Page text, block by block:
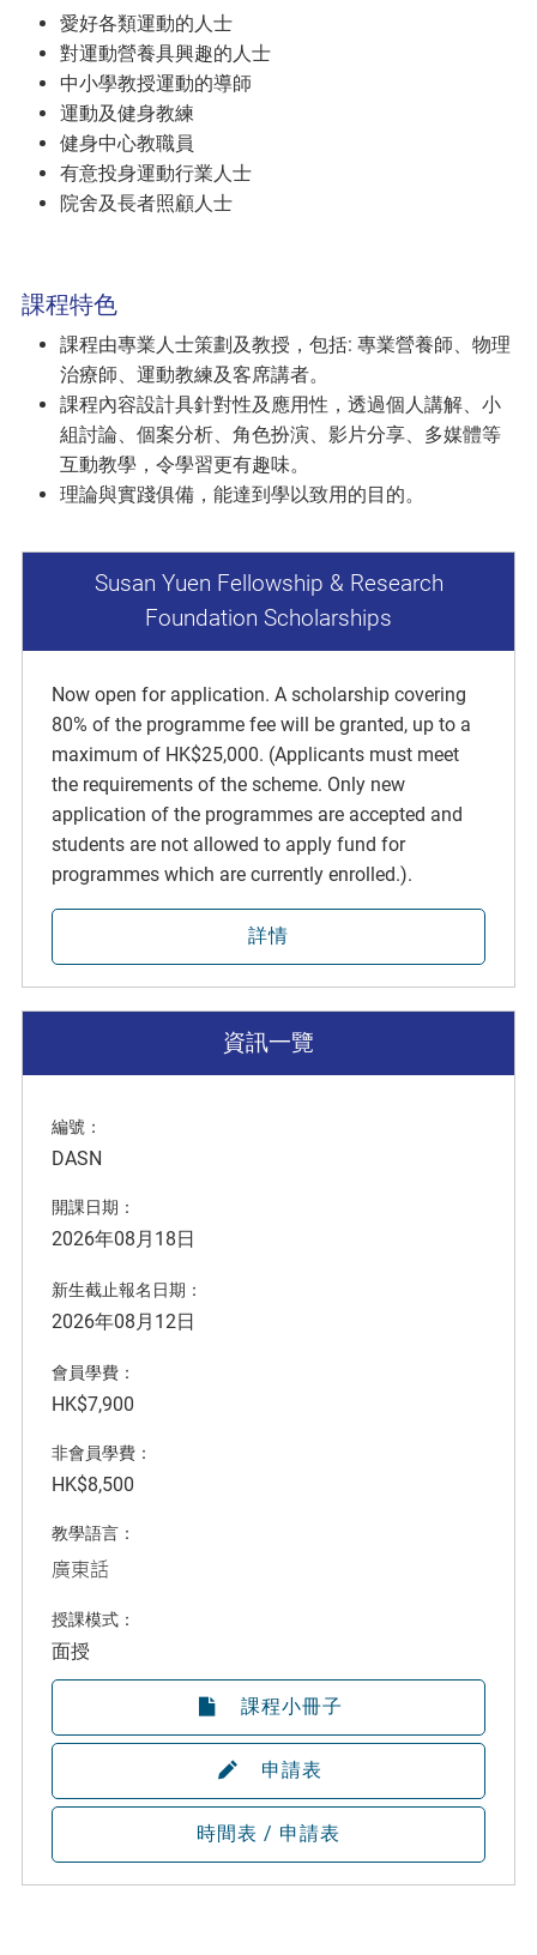
愛好各類運動的人士
對運動營養具興趣的人士
中小學教授運動的導師
運動及健身教練
健身中心教職員
有意投身運動行業人士
院舍及長者照顧人士
課程特色
課程由專業人士策劃及教授，包括: 專業營養師、物理
治療師、運動教練及客席講者。
課程內容設計具針對性及應用性，透過個人講解、小
組討論、個案分析、角色扮演、影片分享、多媒體等
互動教學，令學習更有趣味。
理論與實踐俱備，能達到學以致用的目的。
Susan Yuen Fellowship & Research
Foundation Scholarships
Now open for application. A scholarship covering
80% of the programme fee will be granted, up to a
maximum of HK$25,000. (Applicants must meet
the requirements of the scheme. Only new
application of the programmes are accepted and
students are not allowed to apply fund for
programmes which are currently enrolled.).
詳情
資訊一覽
編號：
DASN
開課日期：
2026年08月18日
新生截止報名日期：
2026年08月12日
會員學費：
HK$7,900
非會員學費：
HK$8,500
教學語言：
廣東話
授課模式：
面授
課程小冊子
申請表
時間表 / 申請表